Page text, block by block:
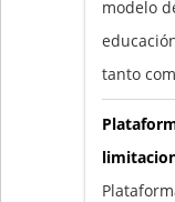
modelo
tanto